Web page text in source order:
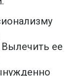
Вылечить ее